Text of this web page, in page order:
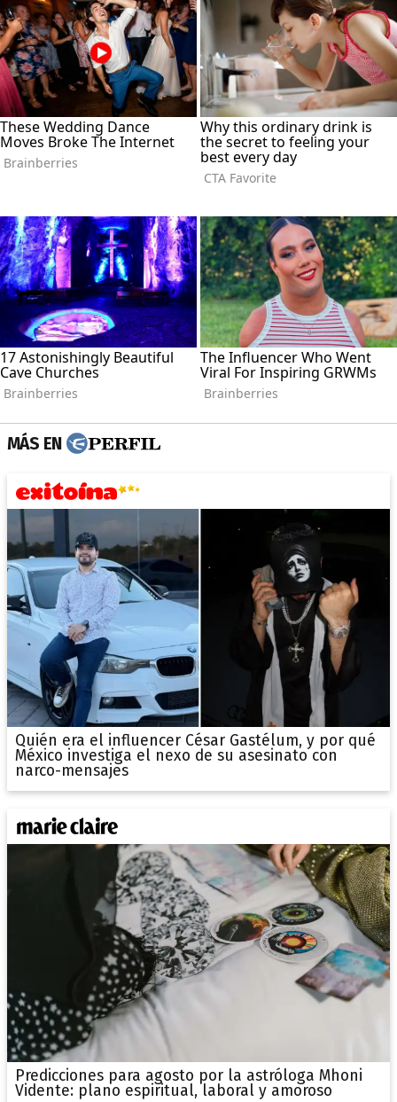
MÁS EN
Quién era el influencer César Gastélum, y por qué
México investiga el nexo de su asesinato con
narco-mensajes
Predicciones para agosto por la astróloga Mhoni
Vidente: plano espiritual, laboral y amoroso